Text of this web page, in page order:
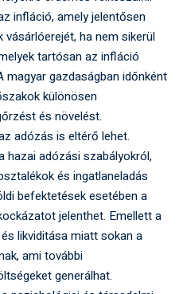
infláció, amely jelentősen
ha nem sikerül
tartósan az infláció
gazdaságban időnként
különösen
és növelést.
adózás is eltérő lehet.
hazai adózási szabályokról,
és ingatlaneladás
befektetések esetében a
jelenthet. Emellett a
likviditása miatt sokan a
ami további
generálhat.